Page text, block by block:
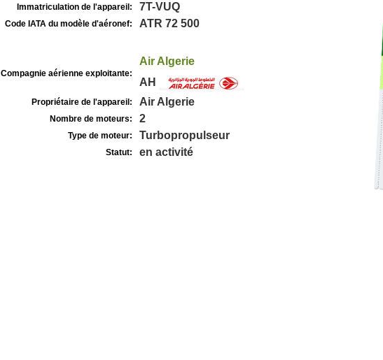
Immatriculation de l'appareil: 7T-VUQ
Code IATA du modèle d'aéronef: ATR 72 500
Compagnie aérienne exploitante:
Air Algerie
AH
Propriétaire de l'appareil: Air Algerie
Nombre de moteurs: 2
Type de moteur: Turbopropulseur
Statut: en activité